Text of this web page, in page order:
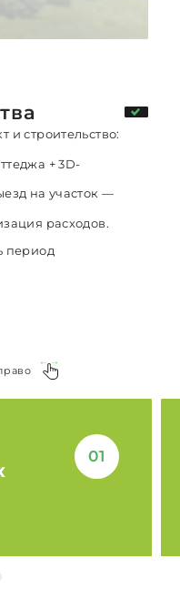
и строительство:
+ 3D-
на участок —
расходов.
период
01